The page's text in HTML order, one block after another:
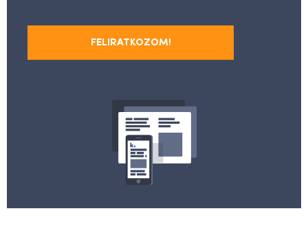
FELIRATKOZOM!